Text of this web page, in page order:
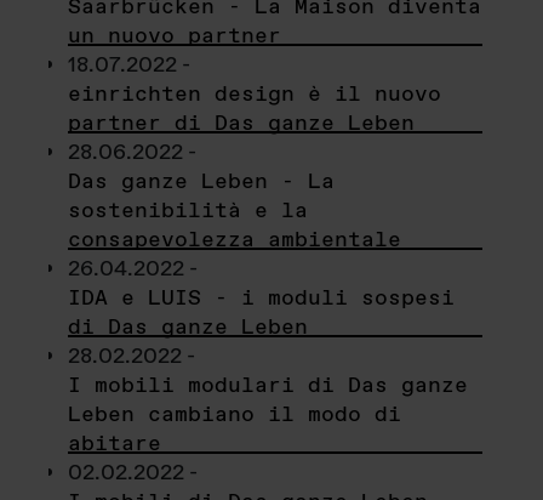
Saarbrücken - La Maison diventa
un nuovo partner
18.07.2022 -
einrichten design è il nuovo
partner di Das ganze Leben
28.06.2022 -
Das ganze Leben - La
sostenibilità e la
consapevolezza ambientale
26.04.2022 -
IDA e LUIS - i moduli sospesi
di Das ganze Leben
28.02.2022 -
I mobili modulari di Das ganze
Leben cambiano il modo di
abitare
02.02.2022 -